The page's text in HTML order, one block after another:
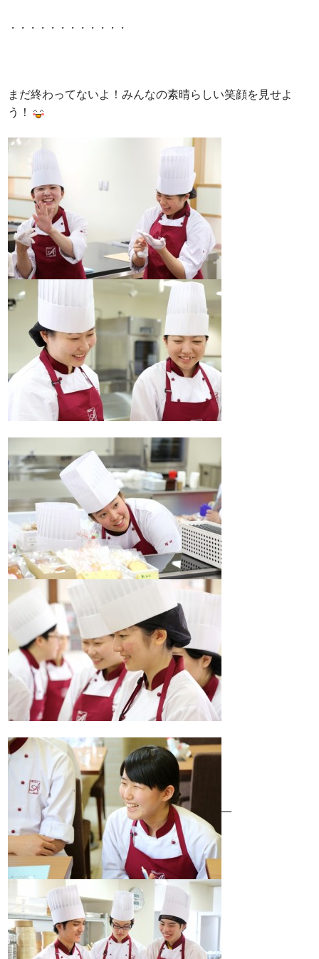
・・・・・・・・・・・・
まだ終わってないよ！みんなの素晴らしい笑顔を見せよ
う！